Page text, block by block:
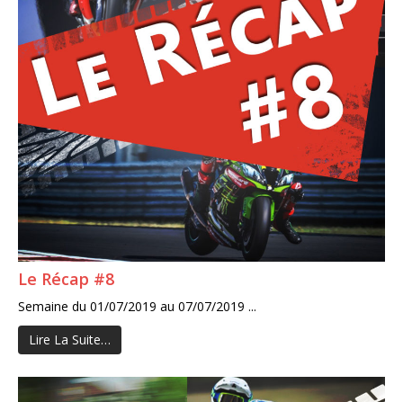
Le Récap #8
Semaine du 01/07/2019 au 07/07/2019 ...
Lire La Suite…